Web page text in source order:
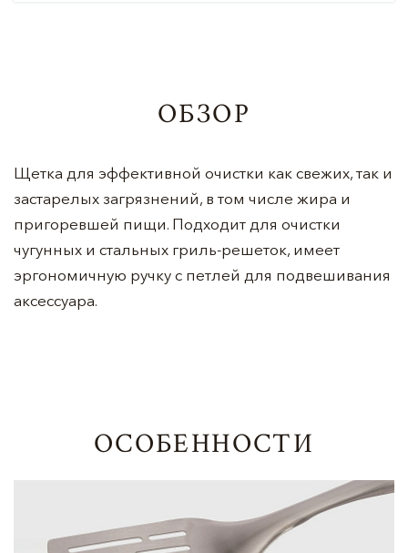
ОБЗОР
Щетка для эффективной очистки как свежих, так и
застарелых загрязнений, в том числе жира и
пригоревшей пищи. Подходит для очистки
чугунных и стальных гриль-решеток, имеет
эргономичную ручку с петлей для подвешивания
аксессуара.
ОСОБЕННОСТИ